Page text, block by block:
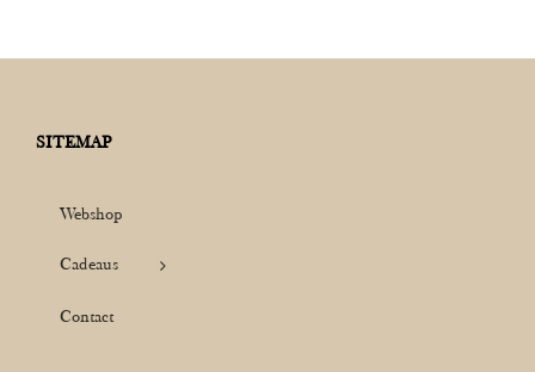
SITEMAP
Webshop
Cadeaus
Contact